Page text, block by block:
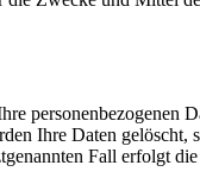
Ihre Daten
Fall erfolgt